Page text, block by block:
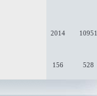
2014 10951
156 528